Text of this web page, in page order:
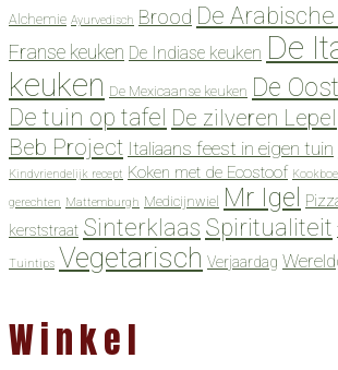
Alchemie Ayurvedisch Brood De
Franse keuken De Indiase keuken De
keuken De Mexicaanse keuken De
De tuin op tafel De zilveren Lepel
Beb Project Italiaans feest in eigen tuin
Kindvriendelijk recept Koken met de Ecostoof
gerechten Mattemburgh Medicijnwiel Mr Igel
kerststraat Sinterklaas Spiritualiteit
Tuintips Vegetarisch Verjaardag
Winkel